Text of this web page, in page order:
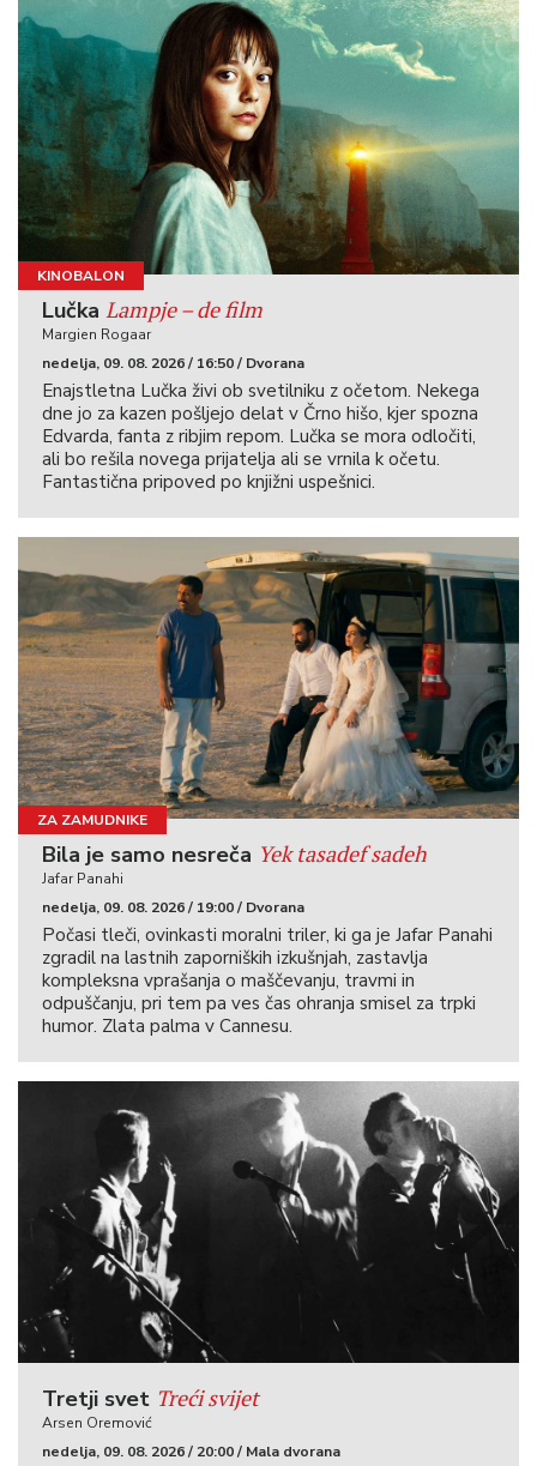
KINOBALON
Lučka Lampje – de film
Margien Rogaar
nedelja, 09. 08. 2026 / 16:50 / Dvorana
Enajstletna Lučka živi ob svetilniku z očetom. Nekega
dne jo za kazen pošljejo delat v Črno hišo, kjer spozna
Edvarda, fanta z ribjim repom. Lučka se mora odločiti,
ali bo rešila novega prijatelja ali se vrnila k očetu.
Fantastična pripoved po knjižni uspešnici.
ZA ZAMUDNIKE
Bila je samo nesreča Yek tasadef sadeh
Jafar Panahi
nedelja, 09. 08. 2026 / 19:00 / Dvorana
Počasi tleči, ovinkasti moralni triler, ki ga je Jafar Panahi
zgradil na lastnih zaporniških izkušnjah, zastavlja
kompleksna vprašanja o maščevanju, travmi in
odpuščanju, pri tem pa ves čas ohranja smisel za trpki
humor. Zlata palma v Cannesu.
Tretji svet Treći svijet
Arsen Oremović
nedelja, 09. 08. 2026 / 20:00 / Mala dvorana